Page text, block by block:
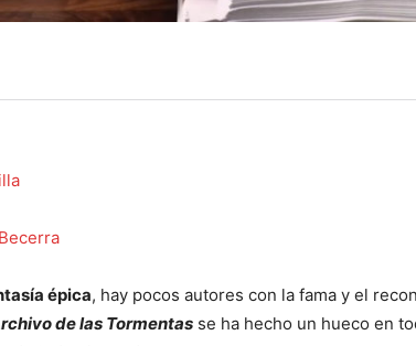
épica, hay pocos autores con la fama y el
de las Tormentas se ha hecho un hueco en